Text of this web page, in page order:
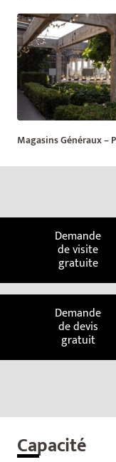
Magasins Généraux
Demande
de visite
gratuite
Demande
de devis
gratuit
Capacité